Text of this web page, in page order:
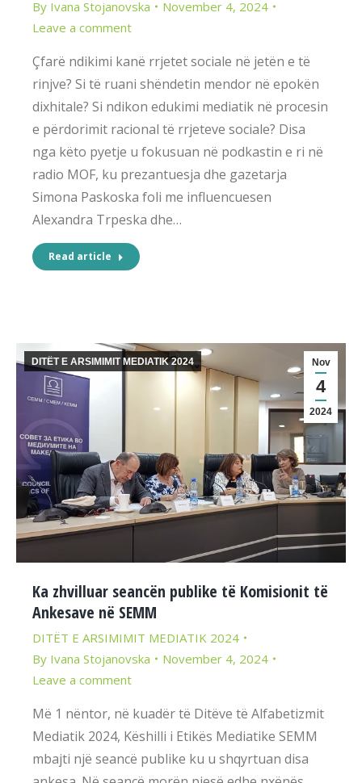
By Ivana Stojanovska
November 4, 2024
Leave a comment
Çfarë ndikimi kanë rrjetet sociale në jetën e të
rinjve? Si të ruani shëndetin mendor në epokën
dixhitale? Si ndikon edukimi mediatik në procesin
e përdorimit racional të rrjeteve sociale? Disa
nga këto pyetje u fokusuan në podkastin e ri në
radio MOF, ku prezantuesja dhe gazetarja
Simona Paskoska foli me influencuesen
Alexandra Trpeska dhe…
Read article
Nov
4
2024
DITËT E ARSIMIMIT MEDIATIK 2024
Ka zhvilluar seancën publike të Komisionit të
Ankesave në SEMM
DITËT E ARSIMIMIT MEDIATIK 2024
By Ivana Stojanovska
November 4, 2024
Leave a comment
Më 1 nëntor, në kuadër të Ditëve të Alfabetizmit
Mediatik 2024, Këshilli i Etikës Mediatike SEMM
mbajti një seancë publike ku u shqyrtuan disa